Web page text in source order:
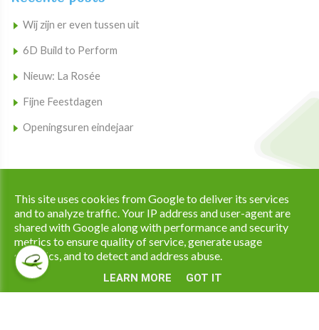
Wij zijn er even tussen uit
6D Build to Perform
Nieuw: La Rosée
Fijne Feestdagen
Openingsuren eindejaar
Privacy & Cookies|UP-TO-DATE WebDesign
This site uses cookies from Google to deliver its services
and to analyze traffic. Your IP address and user-agent are
shared with Google along with performance and security
metrics to ensure quality of service, generate usage
statistics, and to detect and address abuse.
LEARN MORE GOT IT